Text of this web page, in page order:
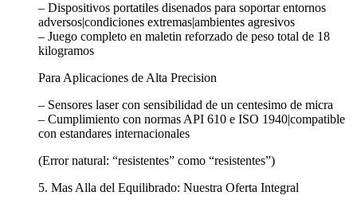
– Dispositivos portatiles disenados para soportar entornos
adversos|condiciones extremas|ambientes agresivos
– Juego completo en maletin reforzado de peso total de 18
kilogramos
Para Aplicaciones de Alta Precision
– Sensores laser con sensibilidad de un centesimo de micra
– Cumplimiento con normas API 610 e ISO 1940|compatible
con estandares internacionales
(Error natural: “resistentes” como “resistentes”)
5. Mas Alla del Equilibrado: Nuestra Oferta Integral